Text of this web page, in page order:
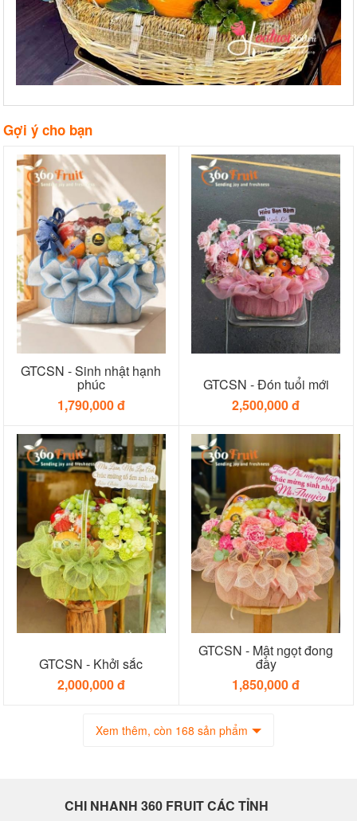
Gợi ý cho bạn
GTCSN - Sinh nhật hạnh
phúc
1,790,000 đ
GTCSN - Đón tuổi mới
2,500,000 đ
GTCSN - Khởi sắc
2,000,000 đ
GTCSN - Mật ngọt đong
đầy
1,850,000 đ
Xem thêm, còn 168 sản phẩm
CHI NHANH 360 FRUIT CÁC TỈNH